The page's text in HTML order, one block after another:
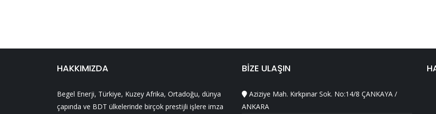
HAKKIMIZDA
Begel Enerji, Türkiye, Kuzey Afrika, Ortadoğu, dünya
çapında ve BDT ülkelerinde birçok prestijli işlere imza
BİZE ULAŞIN
Aziziye Mah. Kırkpınar Sok. No:14/8 ÇANKAYA /
ANKARA